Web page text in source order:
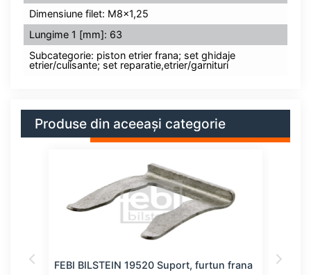
Dimensiune filet: M8x1,25
Lungime 1 [mm]: 63
Subcategorie: piston etrier frana; set ghidaje
etrier/culisante; set reparatie,etrier/garnituri
Produse din aceeași categorie
FEBI BILSTEIN 19520 Suport, furtun frana